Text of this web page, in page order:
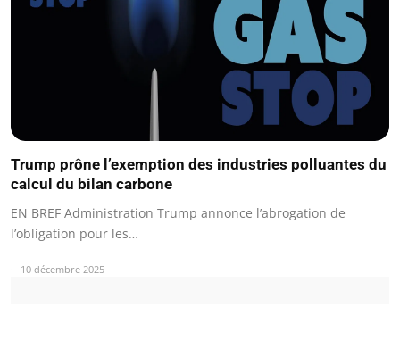
Trump prône l’exemption des industries polluantes du
calcul du bilan carbone
EN BREF Administration Trump annonce l’abrogation de
l’obligation pour les…
10 décembre 2025